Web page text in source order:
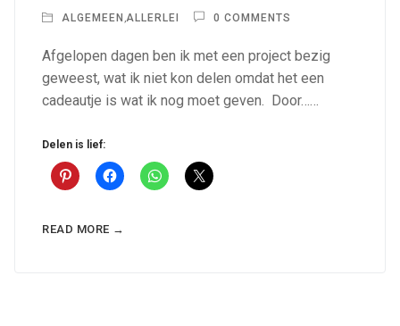
ALGEMEEN ,ALLERLEI 0 COMMENTS
Afgelopen dagen ben ik met een project bezig
geweest, wat ik niet kon delen omdat het een
cadeautje is wat ik nog moet geven. Door……
Delen is lief:
READ MORE →